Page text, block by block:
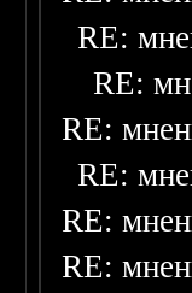
RE:
RE:
RE:
RE:
RE:
RE: